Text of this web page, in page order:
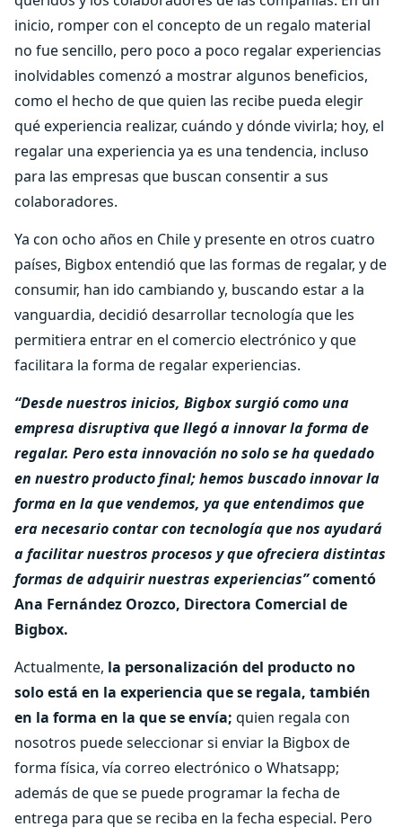
inicio, romper con el concepto de un regalo material
no fue sencillo, pero poco a poco regalar experiencias
inolvidables comenzó a mostrar algunos beneficios,
como el hecho de que quien las recibe pueda elegir
qué experiencia realizar, cuándo y dónde vivirla; hoy, el
regalar una experiencia ya es una tendencia, incluso
para las empresas que buscan consentir a sus
colaboradores.
Ya con ocho años en Chile y presente en otros cuatro
países, Bigbox entendió que las formas de regalar, y de
consumir, han ido cambiando y, buscando estar a la
vanguardia, decidió desarrollar tecnología que les
permitiera entrar en el comercio electrónico y que
facilitara la forma de regalar experiencias.
“Desde nuestros inicios, Bigbox surgió como una
empresa disruptiva que llegó a innovar la forma de
regalar. Pero esta innovación no solo se ha quedado
en nuestro producto final; hemos buscado innovar la
forma en la que vendemos, ya que entendimos que
era necesario contar con tecnología que nos ayudará
a facilitar nuestros procesos y que ofreciera distintas
formas de adquirir nuestras experiencias”comentó
Ana Fernández Orozco, Directora Comercial de
Bigbox.
Actualmente, la personalización del producto no
solo está en la experiencia que se regala, también
en la forma en la que se envía; quien regala con
nosotros puede seleccionar si enviar la Bigbox de
forma física, vía correo electrónico o Whatsapp;
además de que se puede programar la fecha de
entrega para que se reciba en la fecha especial. Pero